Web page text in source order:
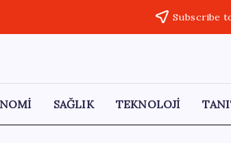
Subscribe
SAĞLIK TEKNOLOJİ